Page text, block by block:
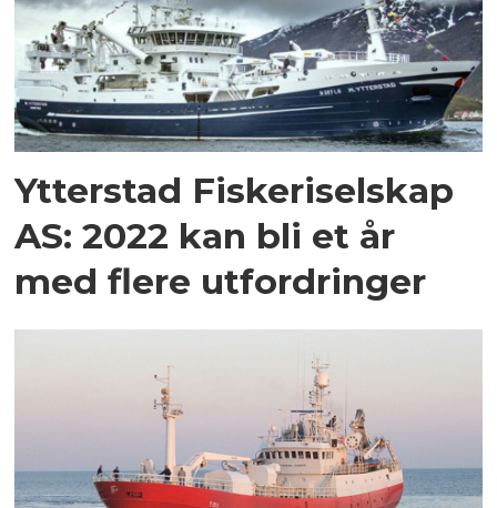
Ytterstad Fiskeriselskap
AS: 2022 kan bli et år
med flere utfordringer